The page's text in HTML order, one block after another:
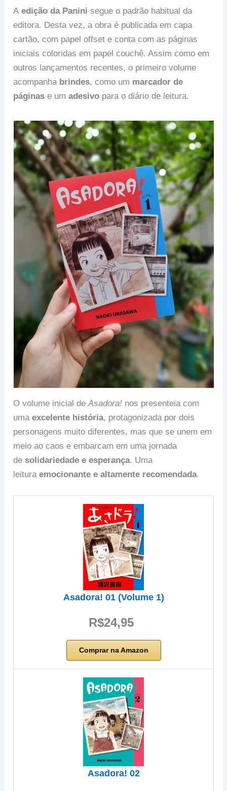
Aedição da Panini segue o padrão habitual da
editora. Desta vez, a obra é publicada em capa
cartão, com papel offset e conta com as páginas
iniciais coloridas em papel couchê. Assim como em
outros lançamentos recentes, o primeiro volume
acompanha brindes, como um marcador de
páginas e umadesivo para o diário de leitura.
O volume inicial deAsadora! nos presenteia com
umaexcelente história, protagonizada por dois
personagens muito diferentes, mas que se unem em
meio ao caos e embarcam em uma jornada
desolidariedade e esperança. Uma
leituraemocionante e altamente recomendada.
Asadora! 01 (Volume 1)
R$24,95
Comprar na Amazon
Asadora! 02